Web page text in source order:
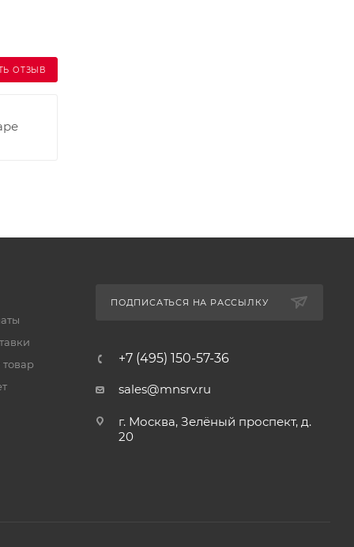
ОТЗЫВ
товар
ПОДПИСАТЬСЯ НА РАССЫЛКУ
+7 (495) 150-57-36
sales@mnsrv.ru
г. Москва, Зелёный проспект, д.
20